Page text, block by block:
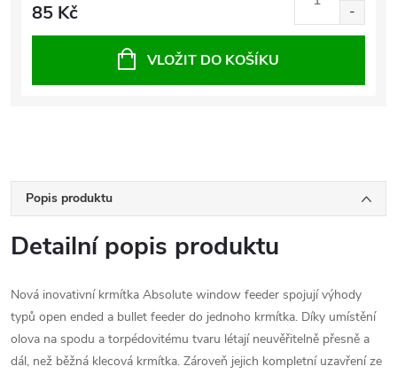
85 Kč
VLOŽIT DO KOŠÍKU
Popis produktu
Detailní popis produktu
Nová inovativní krmítka Absolute window feeder spojují výhody
typů open ended a bullet feeder do jednoho krmítka. Díky umístění
olova na spodu a torpédovitému tvaru létají neuvěřitelně přesně a
dál, než běžná klecová krmítka. Zároveň jejich kompletní uzavření ze